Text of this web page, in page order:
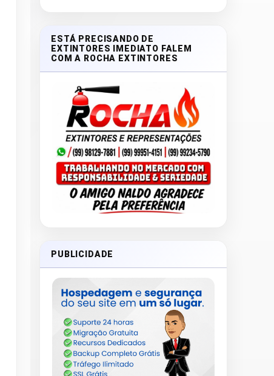
ESTÁ PRECISANDO DE
EXTINTORES IMEDIATO FALEM
COM A ROCHA EXTINTORES
PUBLICIDADE